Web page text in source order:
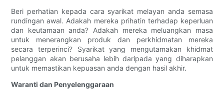
Beri perhatian kepada cara syarikat melayan anda semasa
rundingan awal. Adakah mereka prihatin terhadap keperluan
dan keutamaan anda? Adakah mereka meluangkan masa
untuk menerangkan produk dan perkhidmatan mereka
secara terperinci? Syarikat yang mengutamakan khidmat
pelanggan akan berusaha lebih daripada yang diharapkan
untuk memastikan kepuasan anda dengan hasil akhir.
Waranti dan Penyelenggaraan